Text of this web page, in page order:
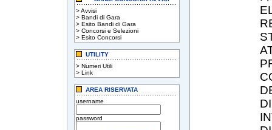
>Avvisi
> Bandi di Gara
> Esito Bandi di Gara
> Concorsi e Selezioni
> Esito Concorsi
UTILITY
> Numeri Utili
> Link
AREA RISERVATA
username
password